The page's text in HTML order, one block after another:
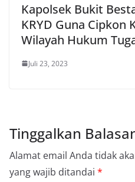
Kapolsek Bukit
KRYD Guna Cipkon
Wilayah Hukum
Juli 23, 2023
Tinggalkan
Alamat email Anda tidak
yang wajib ditandai *